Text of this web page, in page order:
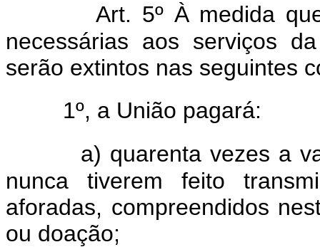
Art. 5º À medida
necessárias aos serviços
serão extintos nas seguintes
1º, a União pagará:
a) quarenta vezes a
nunca tiverem feito
aforadas, compreendidos
ou doação;